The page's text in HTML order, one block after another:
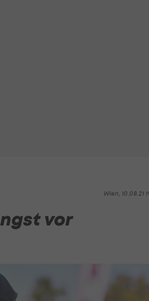
Wien, 10.08.21
vor